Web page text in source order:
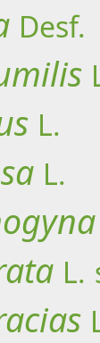
Desf.
L.
L.
L.